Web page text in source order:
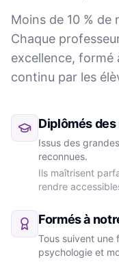
Moins de 10 %
Chaque
excellence, formé
continu par les
Diplômés
Issus des
reconnues.
Ils maîtrisent
rendre
Formés à
Tous suivent une
psychologie et